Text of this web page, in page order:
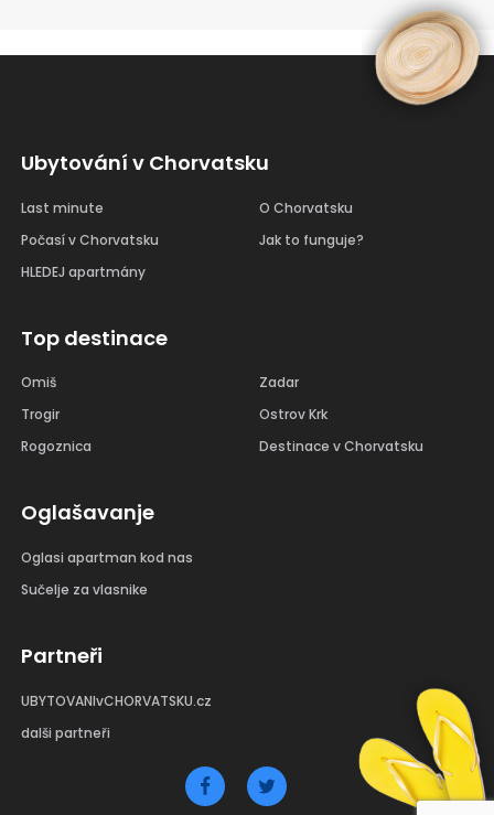
Ubytování v Chorvatsku
Last minute
Počasí v Chorvatsku
HLEDEJ apartmány
O Chorvatsku
Jak to funguje?
Top destinace
Omiš
Trogir
Rogoznica
Zadar
Ostrov Krk
Destinace v Chorvatsku
Oglašavanje
Oglasi apartman kod nas
Sučelje za vlasnike
Partneři
UBYTOVANIvCHORVATSKU.cz
dalši partneři